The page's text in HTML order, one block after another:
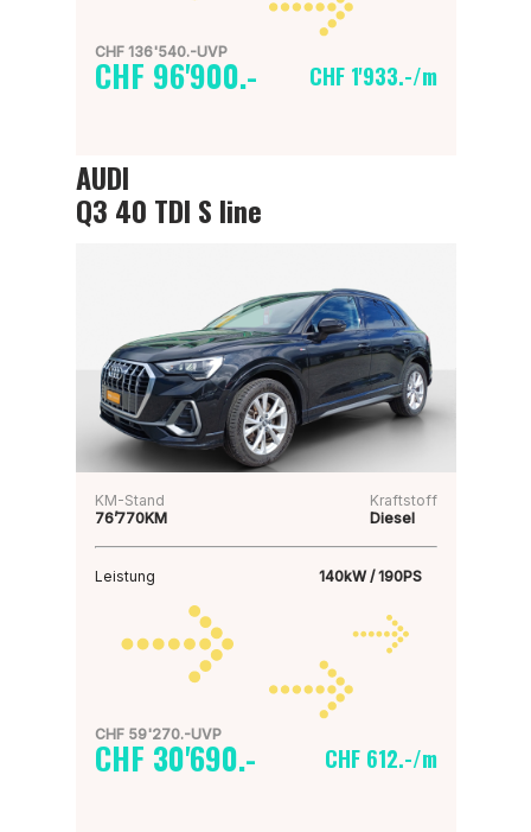
CHF 136'540.-UVP
CHF 96'900.- CHF 1'933.-/m
AUDI
Q3 40 TDI S line
KM-Stand
76’770KM
Kraftstoff
Diesel
Leistung 140kW / 190PS
CHF 59'270.-UVP
CHF 30'690.- CHF 612.-/m